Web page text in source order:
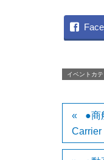
イベントカ
●商
Carrier